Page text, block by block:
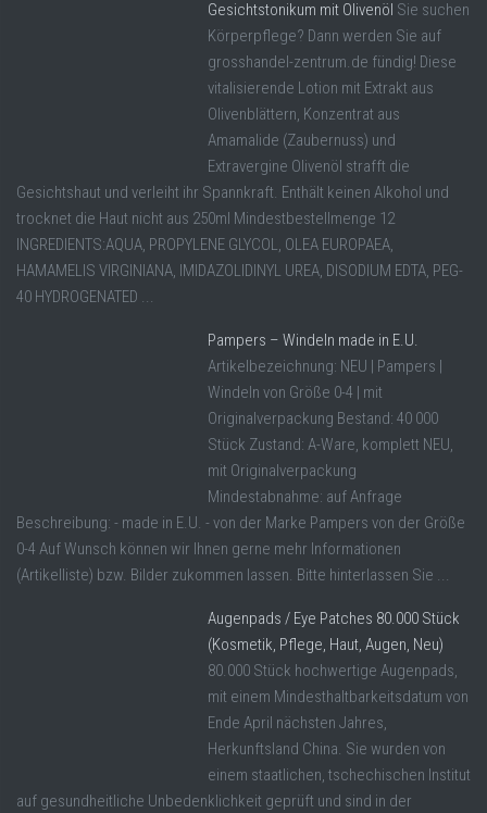
Gesichtstonikum mit Olivenöl Sie suchen
Körperpflege? Dann werden Sie auf
grosshandel-zentrum.de fündig! Diese
vitalisierende Lotion mit Extrakt aus
Olivenblättern, Konzentrat aus
Amamalide (Zaubernuss) und
Extravergine Olivenöl strafft die
Gesichtshaut und verleiht ihr Spannkraft. Enthält keinen Alkohol und
trocknet die Haut nicht aus 250ml Mindestbestellmenge 12
INGREDIENTS:AQUA, PROPYLENE GLYCOL, OLEA EUROPAEA,
HAMAMELIS VIRGINIANA, IMIDAZOLIDINYL UREA, DISODIUM EDTA, PEG-
40 HYDROGENATED ...
Pampers – Windeln made in E.U.
Artikelbezeichnung: NEU | Pampers |
Windeln von Größe 0-4 | mit
Originalverpackung Bestand: 40 000
Stück Zustand: A-Ware, komplett NEU,
mit Originalverpackung
Mindestabnahme: auf Anfrage
Beschreibung: - made in E.U. - von der Marke Pampers von der Größe
0-4 Auf Wunsch können wir Ihnen gerne mehr Informationen
(Artikelliste) bzw. Bilder zukommen lassen. Bitte hinterlassen Sie ...
Augenpads / Eye Patches 80.000 Stück
(Kosmetik, Pflege, Haut, Augen, Neu)
80.000 Stück hochwertige Augenpads,
mit einem Mindesthaltbarkeitsdatum von
Ende April nächsten Jahres,
Herkunftsland China. Sie wurden von
einem staatlichen, tschechischen Institut
auf gesundheitliche Unbedenklichkeit geprüft und sind in der